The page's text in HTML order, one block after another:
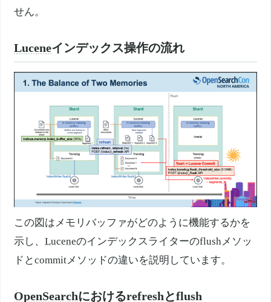
せん。
Luceneインデックス操作の流れ
この図はメモリバッファがどのように機能するかを
示し、Luceneのインデックスライターのflushメソッ
ドとcommitメソッドの違いを説明しています。
OpenSearchにおけるrefreshとflush